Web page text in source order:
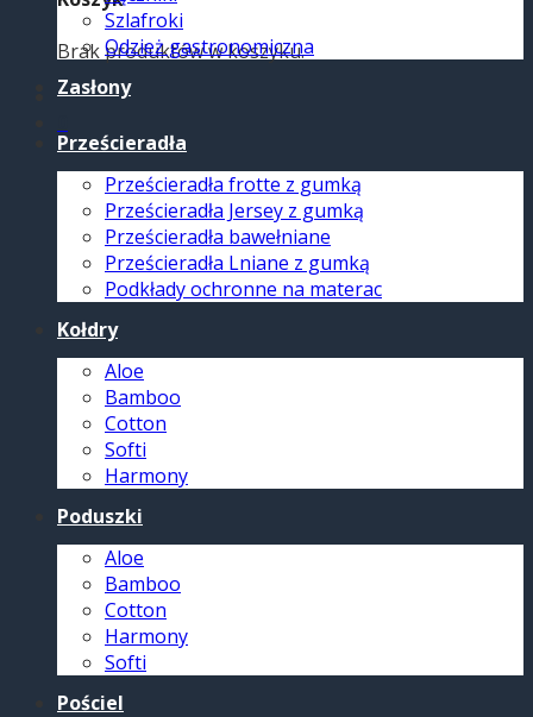
Brak produktów w koszyku.
Szlafroki
Odzież gastronomiczna
Zasłony
Prześcieradła
Prześcieradła frotte z gumką
Prześcieradła Jersey z gumką
Prześcieradła bawełniane
Prześcieradła Lniane z gumką
Podkłady ochronne na materac
Kołdry
Aloe
Bamboo
Cotton
Softi
Harmony
Poduszki
Aloe
Bamboo
Cotton
Harmony
Softi
Pościel